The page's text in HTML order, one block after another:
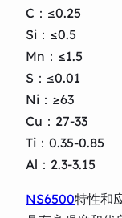
C：≤0.25
Si：≤0.5
Mn：≤1.5
S：≤0.01
Ni：≥63
Cu：27-33
Ti：0.35-0.85
Al：2.3-3.15
NS6500特性和